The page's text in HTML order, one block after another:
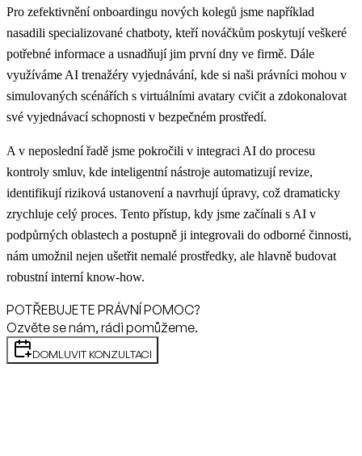
Pro zefektivnění onboardingu nových kolegů jsme například
nasadili specializované chatboty, kteří nováčkům poskytují veškeré
potřebné informace a usnadňují jim první dny ve firmě. Dále
využíváme AI trenažéry vyjednávání, kde si naši právníci mohou v
simulovaných scénářích s virtuálními avatary cvičit a zdokonalovat
své vyjednávací schopnosti v bezpečném prostředí.
A v neposlední řadě jsme pokročili v integraci AI do procesu
kontroly smluv, kde inteligentní nástroje automatizují revize,
identifikují riziková ustanovení a navrhují úpravy, což dramaticky
zrychluje celý proces. Tento přístup, kdy jsme začínali s AI v
podpůrných oblastech a postupně ji integrovali do odborné činnosti,
nám umožnil nejen ušetřit nemalé prostředky, ale hlavně budovat
robustní interní know-how.
POTŘEBUJETE PRÁVNÍ POMOC?
Ozvěte se nám, rádi pomůžeme.
DOMLUVIT KONZULTACI